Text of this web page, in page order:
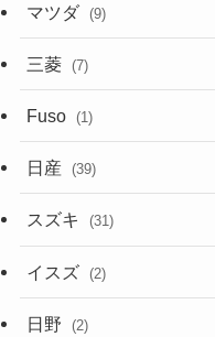
マツダ (9)
三菱 (7)
Fuso (1)
日産 (39)
スズキ (31)
イスズ (2)
日野 (2)